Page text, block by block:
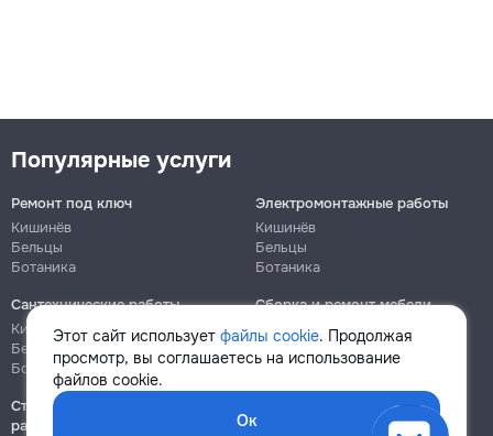
Этот сайт использует файлы cookie. Продолжая
просмотр, вы соглашаетесь на использование
файлов cookie.
Ок
Популярные услуги
Ремонт под ключ
Кишинёв
Бельцы
Ботаника
Электромонтажные работы
Кишинёв
Бельцы
Ботаника
Сантехнические работы
Кишинёв
Бельцы
Ботаника
Сборка и ремонт мебели
Кишинёв
Ботаника
Строительно-монтажные
работы